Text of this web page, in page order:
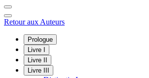
Retour aux Auteurs
Prologue
Livre I
Livre II
Livre III